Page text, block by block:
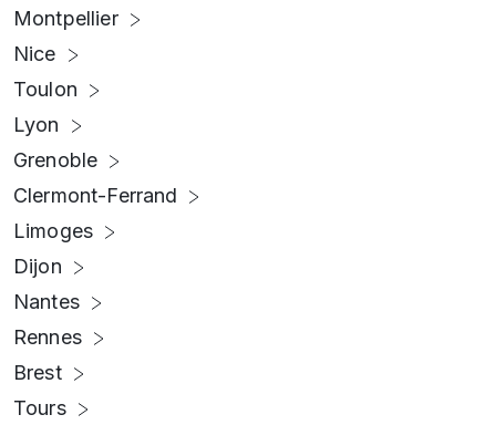
Montpellier
Nice
Toulon
Lyon
Grenoble
Clermont-Ferrand
Limoges
Dijon
Nantes
Rennes
Brest
Tours